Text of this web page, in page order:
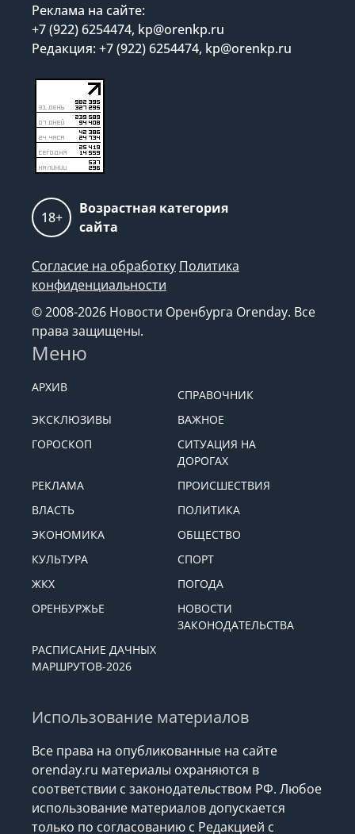
Реклама на сайте:
+7 (922) 6254474, kp@orenkp.ru
Редакция: +7 (922) 6254474, kp@orenkp.ru
18+
Возрастная категория
сайта
Согласие на обработку Политика
конфиденциальности
© 2008-2026 Новости Оренбурга Orenday. Все
права защищены.
Меню
АРХИВ
СПРАВОЧНИК
ЭКСКЛЮЗИВЫ
ВАЖНОЕ
ГОРОСКОП
СИТУАЦИЯ НА
ДОРОГАХ
РЕКЛАМА
ПРОИСШЕСТВИЯ
ВЛАСТЬ
ПОЛИТИКА
ЭКОНОМИКА
ОБЩЕСТВО
КУЛЬТУРА
СПОРТ
ЖКХ
ПОГОДА
ОРЕНБУРЖЬЕ
НОВОСТИ
ЗАКОНОДАТЕЛЬСТВА
РАСПИСАНИЕ ДАЧНЫХ
МАРШРУТОВ-2026
Использование материалов
Все права на опубликованные на сайте
orenday.ru материалы охраняются в
соответствии с законодательством РФ. Любое
использование материалов допускается
только по согласованию с Редакцией с